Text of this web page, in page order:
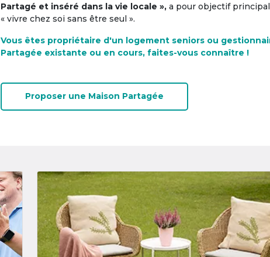
Partagé et inséré dans la vie locale », a pour objectif
« vivre chez soi sans être seul ».
Vous êtes propriétaire d'un logement seniors ou
Partagée existante ou en cours, faites-vous connaître !
Proposer une Maison Partagée